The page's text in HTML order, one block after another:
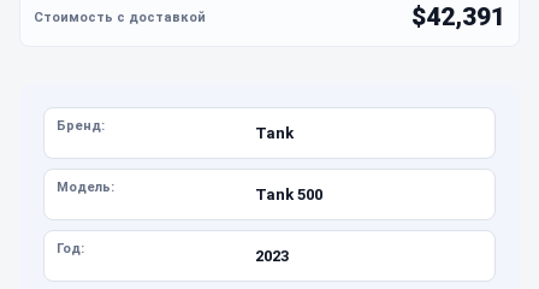
$42,391
Бренд: Tank
Модель: Tank 500
Год: 2023